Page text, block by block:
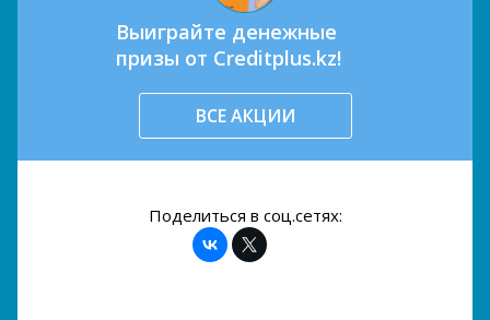
Выиграйте денежные
призы от Creditplus.kz!
ВСЕ АКЦИИ
Поделиться в соц.сетях: